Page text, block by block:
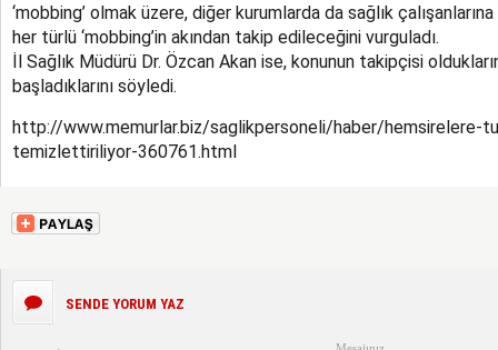
‘mobbing’ olmak üzere, diğer kurumlarda da sağlık
her türlü ‘mobbing’in akından takip edileceğini vurguladı.
İl Sağlık Müdürü Dr. Özcan Akan ise, konunun takipçisi
başladıklarını söyledi.
http://www.memurlar.biz/saglikpersoneli/haber/hemsirelere-
temizlettiriliyor-360761.html
SENDE YORUM YAZ